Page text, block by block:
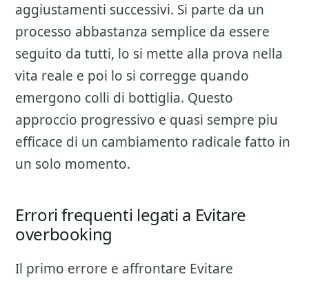
aggiustamenti successivi. Si parte da un
processo abbastanza semplice da essere
seguito da tutti, lo si mette alla prova nella
vita reale e poi lo si corregge quando
emergono colli di bottiglia. Questo
approccio progressivo e quasi sempre piu
efficace di un cambiamento radicale fatto in
un solo momento.
Errori frequenti legati a Evitare
overbooking
Il primo errore e affrontare Evitare